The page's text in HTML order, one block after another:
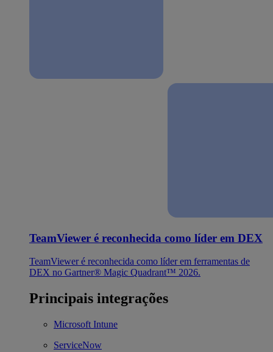
TeamViewer é reconhecida como líder em DEX
TeamViewer é reconhecida como líder em ferramentas de
DEX no Gartner® Magic Quadrant™ 2026.
Principais integrações
Microsoft Intune
ServiceNow